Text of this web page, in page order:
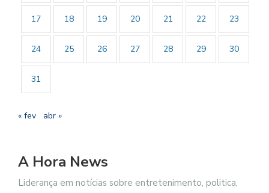
17 18 19 20 21 22 23
24 25 26 27 28 29 30
31
« fev abr »
A Hora News
Liderança em notícias sobre entretenimento, politica,